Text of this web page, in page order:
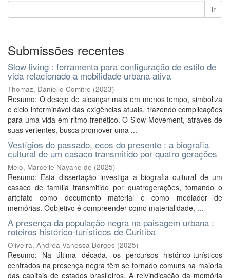
Ir
Submissões recentes
Slow living : ferramenta para configuração de estilo de
vida relacionado a mobilidade urbana ativa
Thomaz, Danielle Comitre (2023)
Resumo: O desejo de alcançar mais em menos tempo, simboliza
o ciclo interminável das exigências atuais, trazendo complicações
para uma vida em ritmo frenético. O Slow Movement, através de
suas vertentes, busca promover uma ...
Vestígios do passado, ecos do presente : a biografia
cultural de um casaco transmitido por quatro gerações
Melo, Marcelle Nayane de (2025)
Resumo: Esta dissertação investiga a biografia cultural de um
casaco de família transmitido por quatrogerações, tomando o
artefato como documento material e como mediador de
memórias. Oobjetivo é compreender como materialidade, ...
A presença da população negra na paisagem urbana :
roteiros histórico-turísticos de Curitiba
Oliveira, Andrea Vanessa Borges (2025)
Resumo: Na última década, os percursos histórico-turísticos
centrados na presença negra têm se tornado comuns na maioria
das capitais de estados brasileiros. A reivindicação da memória